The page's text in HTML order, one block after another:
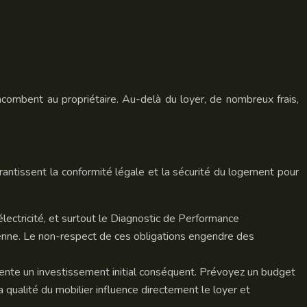
au propriétaire. Au-delà du loyer, de nombreux frais,
la conformité légale et la sécurité du logement pour
et surtout le Diagnostic de Performance
Le non-respect de ces obligations engendre des
un investissement initial conséquent. Prévoyez un budget
du mobilier influence directement le loyer et